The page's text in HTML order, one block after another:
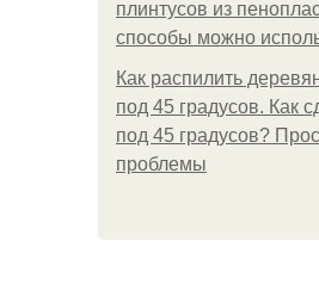
плинтусов из
способы можно
Как распилить
под 45 градусов. Как
под 45 градусов?
проблемы